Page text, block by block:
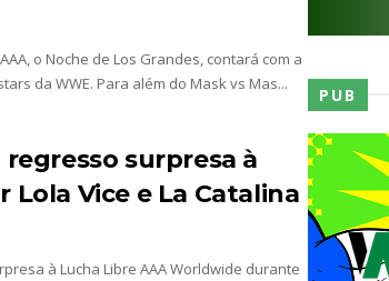
Samoa Joe”
o Noche de Los Grandes, contará com a
da WWE. Para além do Mask vs Mas...
surpresa à
Lola Vice e La Catalina
à Lucha Libre AAA Worldwide durante
PUB